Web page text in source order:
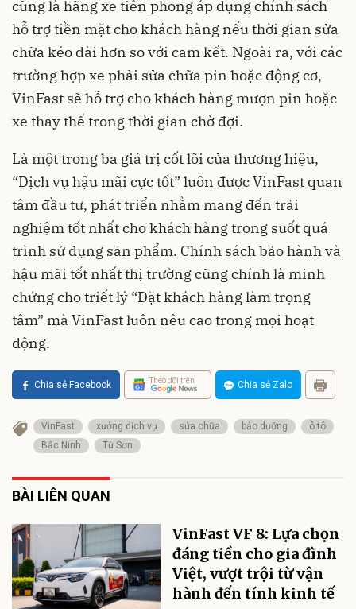
cũng là hãng xe tiên phong áp dụng chính sách
hỗ trợ tiền mặt cho khách hàng nếu thời gian sửa
chữa kéo dài hơn so với cam kết. Ngoài ra, với các
trường hợp xe phải sửa chữa pin hoặc động cơ,
VinFast sẽ hỗ trợ cho khách hàng mượn pin hoặc
xe thay thế trong thời gian chờ đợi.
Là một trong ba giá trị cốt lõi của thương hiệu,
“Dịch vụ hậu mãi cực tốt” luôn được VinFast quan
tâm đầu tư, phát triển nhằm mang đến trải
nghiệm tốt nhất cho khách hàng trong suốt quá
trình sử dụng sản phẩm. Chính sách bảo hành và
hậu mãi tốt nhất thị trường cũng chính là minh
chứng cho triết lý “Đặt khách hàng làm trọng
tâm” mà VinFast luôn nêu cao trong mọi hoạt
động.
Chia sẻ Facebook Theo dõi trên Chia sẻ Zalo
VinFast xưởng dịch vụ sửa chữa bảo dưỡng
ô tô
Bắc Ninh
Từ Sơn
BÀI LIÊN QUAN
VinFast VF 8: Lựa chọn
đáng tiền cho gia đình
Việt, vượt trội từ vận
hành đến tính kinh tế